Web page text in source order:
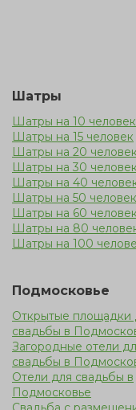
Шатры
Шатры на 10 человек
Шатры на 15 человек
Шатры на 20 человек
Шатры на 30 человек
Шатры на 40
Шатры на 50 человек
Шатры на 60 человек
Шатры на 80
Шатры на 100
Подмосковье
Открытые площадки
свадьбы в
Загородные отели
свадьбы в
Отели для свадьбы в
Подмосковье